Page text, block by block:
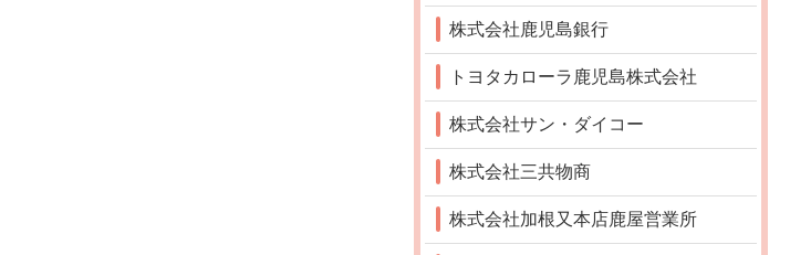
株式会社鹿児島銀行
トヨタカローラ鹿児島株式会社
株式会社サン・ダイコー
株式会社三共物商
株式会社加根又本店鹿屋営業所